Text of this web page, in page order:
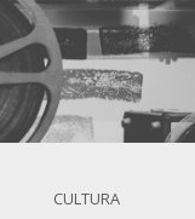
CULTURA